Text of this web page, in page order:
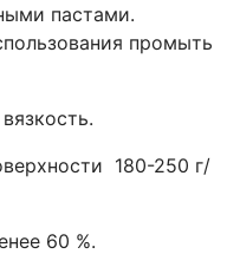
пастами.
промыть
180-250 г/
60 %.